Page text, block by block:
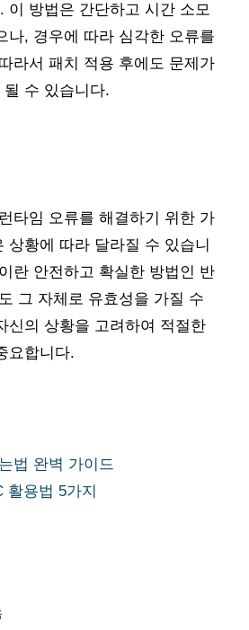
이 방법은 간단하고 시간 소모
나, 경우에 따라 심각한 오류를
라서 패치 적용 후에도 문제가
수 있습니다.
타임 오류를 해결하기 위한 가
상황에 따라 달라질 수 있습니
이란 안전하고 확실한 방법인 반
그 자체로 유효성을 가질 수
신의 상황을 고려하여 적절한
요합니다.
법 완벽 가이드
활용법 5가지